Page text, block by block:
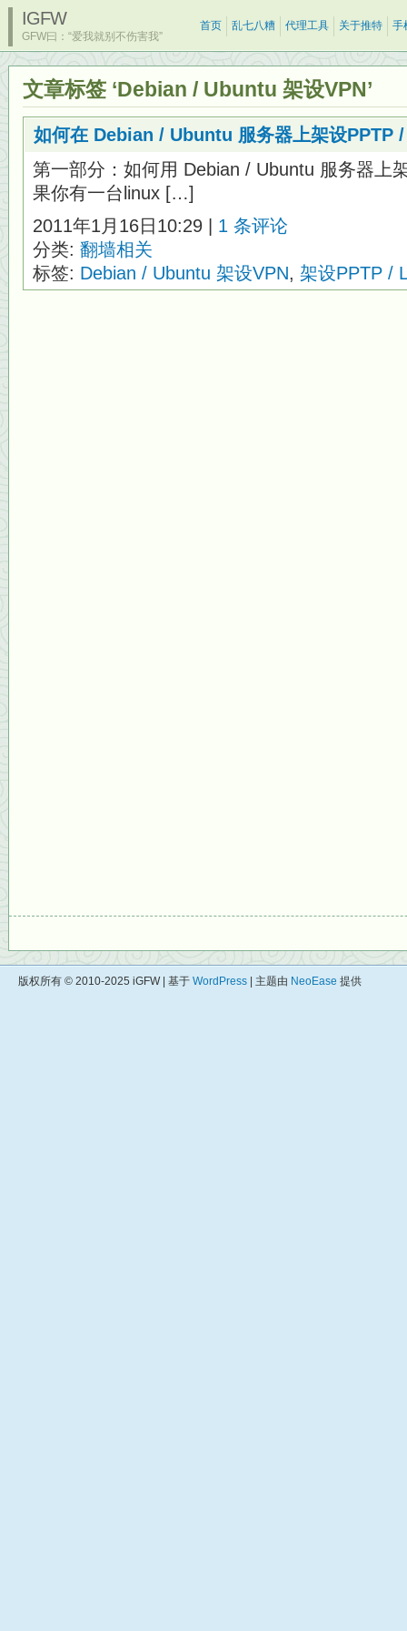
IGFW
GFW曰：“爱我就别不伤害我”
首页 乱七八糟 代理工具 关于推特 手
文章标签 ‘Debian / Ubuntu 架设VPN’
如何在 Debian / Ubuntu 服务器上架设PPTP
第一部分：如何用 Debian / Ubuntu 服务器上
果你有一台linux […]
2011年1月16日10:29 | 1 条评论
分类: 翻墙相关
标签: Debian / Ubuntu 架设VPN, 架设PPTP /
版权所有 © 2010-2025 iGFW | 基于 WordPress | 主题由 NeoEase 提供